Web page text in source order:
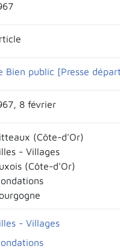
Bien public [Presse
8 février
(Côte-d'Or)
- Villages
(Côte-d'Or)
- Villages